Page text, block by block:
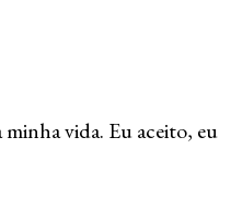
vida. Eu aceito, eu